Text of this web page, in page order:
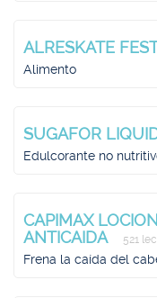
ALRESKATE
Alimento
SUGAFOR
Edulcorante no
CAPIMAX
ANTICAIDA
521
Frena la caída del